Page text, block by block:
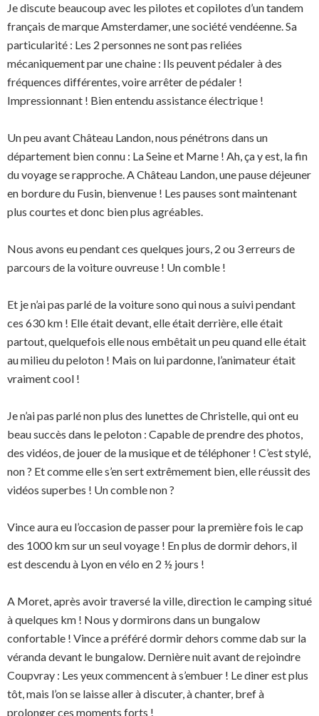
Je discute beaucoup avec les pilotes et copilotes d’un tandem
français de marque Amsterdamer, une société vendéenne. Sa
particularité : Les 2 personnes ne sont pas reliées
mécaniquement par une chaine : Ils peuvent pédaler à des
fréquences différentes, voire arrêter de pédaler !
Impressionnant ! Bien entendu assistance électrique !
Un peu avant Château Landon, nous pénétrons dans un
département bien connu : La Seine et Marne ! Ah, ça y est, la fin
du voyage se rapproche. A Château Landon, une pause déjeuner
en bordure du Fusin, bienvenue ! Les pauses sont maintenant
plus courtes et donc bien plus agréables.
Nous avons eu pendant ces quelques jours, 2 ou 3 erreurs de
parcours de la voiture ouvreuse ! Un comble !
Et je n’ai pas parlé de la voiture sono qui nous a suivi pendant
ces 630 km ! Elle était devant, elle était derrière, elle était
partout, quelquefois elle nous embêtait un peu quand elle était
au milieu du peloton ! Mais on lui pardonne, l’animateur était
vraiment cool !
Je n’ai pas parlé non plus des lunettes de Christelle, qui ont eu
beau succès dans le peloton : Capable de prendre des photos,
des vidéos, de jouer de la musique et de téléphoner ! C’est stylé,
non ? Et comme elle s’en sert extrêmement bien, elle réussit des
vidéos superbes ! Un comble non ?
Vince aura eu l’occasion de passer pour la première fois le cap
des 1000 km sur un seul voyage ! En plus de dormir dehors, il
est descendu à Lyon en vélo en 2 ½ jours !
A Moret, après avoir traversé la ville, direction le camping situé
à quelques km ! Nous y dormirons dans un bungalow
confortable ! Vince a préféré dormir dehors comme dab sur la
véranda devant le bungalow. Dernière nuit avant de rejoindre
Coupvray : Les yeux commencent à s’embuer ! Le diner est plus
tôt, mais l’on se laisse aller à discuter, à chanter, bref à
prolonger ces moments forts !